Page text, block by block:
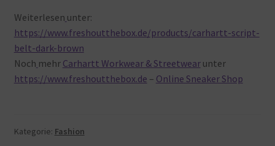
Weiterlesen unter:
https://www.freshoutthebox.de/products/carhartt-script-
belt-dark-brown
Noch mehr Carhartt Workwear & Streetwearunter
https://www.freshoutthebox.de – Online Sneaker Shop
Kategorie: Fashion